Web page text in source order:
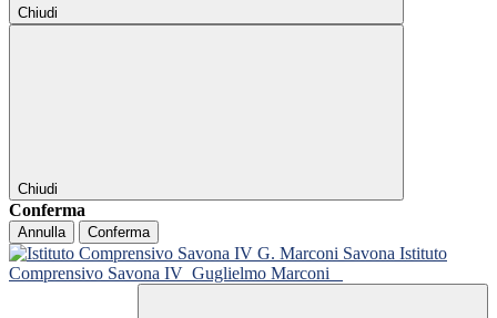
Chiudi
Chiudi
Conferma
Annulla Conferma
Istituto
Comprensivo Savona IV Guglielmo Marconi